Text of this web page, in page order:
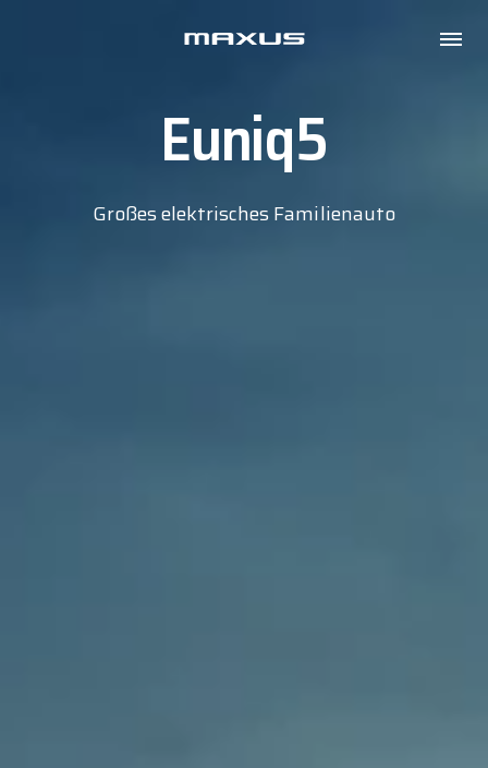
Maxus
Euniq5
Großes elektrisches Familienauto
Probefahrt